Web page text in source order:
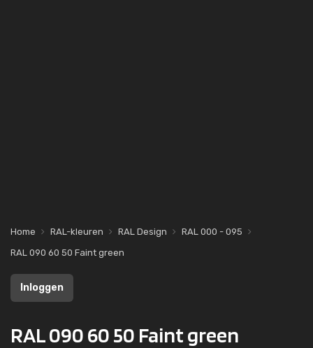
Home RAL-kleuren RAL Design
RAL 000 - 095
RAL 090 60 50 Faint green
Inloggen
RAL 090 60 50 Faint green